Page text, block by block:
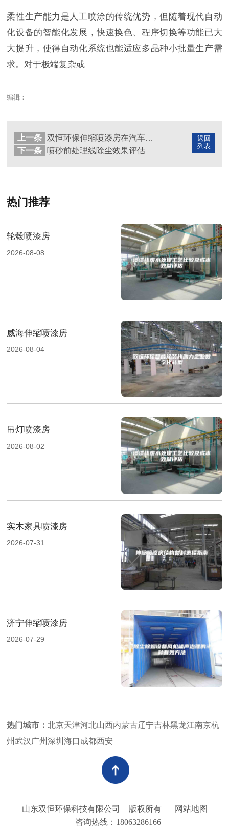
柔性生产能力是人工喷涂的传统优势，但随着现代自动
化设备的智能化发展，快速换色、程序切换等功能已大
大提升，使得自动化系统也能适应多品种小批量生产需
求。对于极端复杂或
编辑：
返回
列表
上一条
双恒环保伸缩喷漆房在汽车维修行业的应用案例
下一条
喷砂前处理线除尘效果评估
热门推荐
轮毂喷漆房
2026-08-08
威海伸缩喷漆房
2026-08-04
吊灯喷漆房
2026-08-02
实木家具喷漆房
2026-07-31
济宁伸缩喷漆房
2026-07-29
热门城市：北京天津河北山西内蒙古辽宁吉林黑龙江南京杭
州武汉 广州深圳海口 成都西安
山东双恒环保科技有限公司 版权所有
网站地图
咨询热线：18063286166